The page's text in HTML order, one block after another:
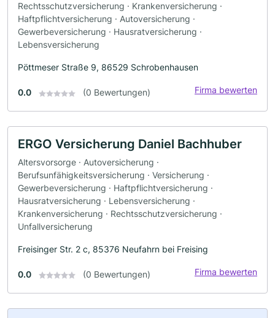
Rechtsschutzversicherung · Krankenversicherung ·
Haftpflichtversicherung · Autoversicherung ·
Gewerbeversicherung · Hausratversicherung ·
Lebensversicherung
Pöttmeser Straße 9, 86529 Schrobenhausen
0.0 (0 Bewertungen) Firma bewerten
ERGO Versicherung Daniel Bachhuber
Altersvorsorge · Autoversicherung ·
Berufsunfähigkeitsversicherung · Versicherung ·
Gewerbeversicherung · Haftpflichtversicherung ·
Hausratversicherung · Lebensversicherung ·
Krankenversicherung · Rechtsschutzversicherung ·
Unfallversicherung
Freisinger Str. 2 c, 85376 Neufahrn bei Freising
0.0 (0 Bewertungen) Firma bewerten